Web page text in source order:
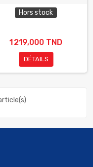
Hors stock
1 219,000 TND
DÉTAILS